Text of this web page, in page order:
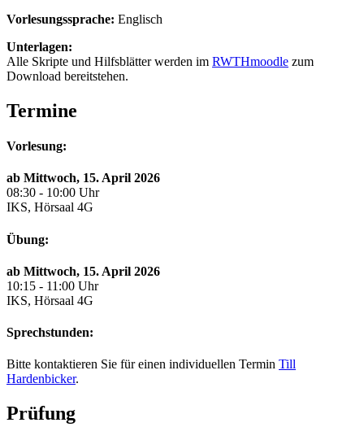
Vorlesungssprache: Englisch
Unterlagen:
Alle Skripte und Hilfsblätter werden im RWTHmoodle zum
Download bereitstehen.
Termine
Vorlesung:
ab Mittwoch, 15. April 2026
08:30 - 10:00 Uhr
IKS, Hörsaal 4G
Übung:
ab Mittwoch, 15. April 2026
10:15 - 11:00 Uhr
IKS, Hörsaal 4G
Sprechstunden:
Bitte kontaktieren Sie für einen individuellen Termin Till
Hardenbicker.
Prüfung